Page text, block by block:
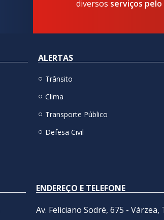
diversos serviços
ALERTAS
Trânsito
Clima
Transporte Público
Defesa Civil
ENDEREÇO E TELEFONE
Av. Feliciano Sodré, 675 -